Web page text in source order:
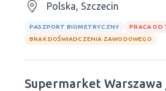
Polska, Szczecin
PASZPORT BIOMETRYCZNY
PRACA OD
BRAK DOŚWIADCZENIA ZAWODOWEGO
Supermarket Warszawa